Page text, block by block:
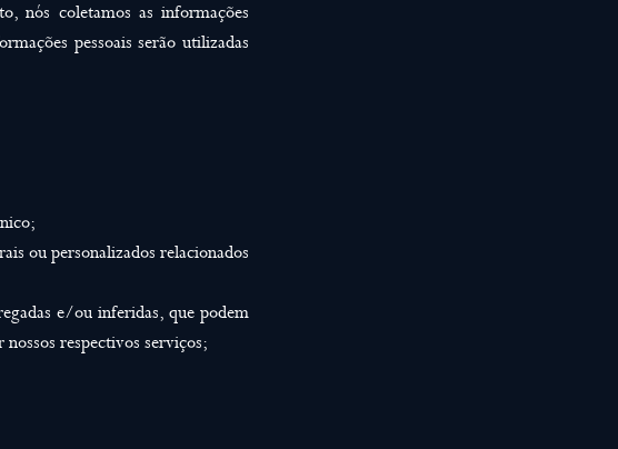
nós coletamos as informações
pessoais serão utilizadas
ou personalizados relacionados
e/ou inferidas, que podem
respectivos serviços;